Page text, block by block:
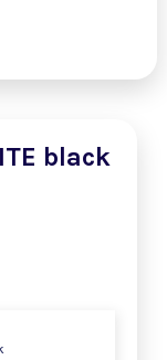
black